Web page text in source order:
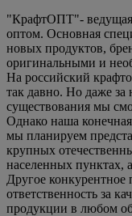
"КрафтОПТ"- ведущая
оптом. Основная
новых продуктов,
оригинальными и
На российский
так давно. Но даже
существования мы
Однако наша
мы планируем
крупных
населенных пунктах,
Другое
ответственность за
продукции в любом